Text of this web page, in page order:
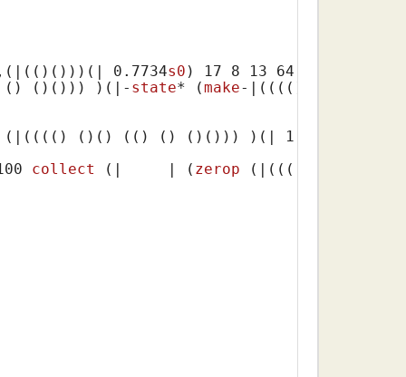
(|(() () )) (| 0.7734s0 ) 17 8 13 64
() () () )) ) (|- state* (make-|(((()
(|(((() () () (() () () () )) ) (| 1.0)
collect (|     | ( zerop (|(((()